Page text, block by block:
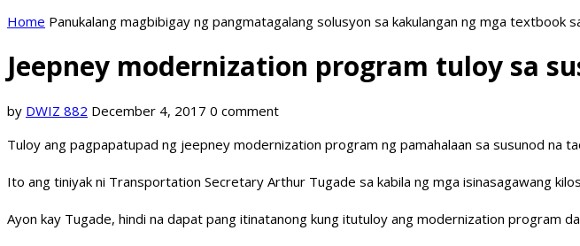
Home Panukalang magbibigay ng pangmatagalang solusyon sa kakulangan ng mga textbook
Jeepney modernization program tuloy sa
by DWIZ 882 December 4, 2017 0 comment
Tuloy ang pagpapatupad ng jeepney modernization program ng pamahalaan sa susunod na
Ito ang tiniyak ni Transportation Secretary Arthur Tugade sa kabila ng mga isinasagawang
Ayon kay Tugade, hindi na dapat pang itinatanong kung itutuloy ang modernization program